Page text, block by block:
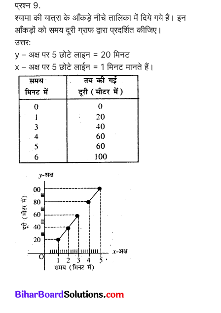
प्रश्न 9.
श्यामा की यात्रा के आँकड़े नीचे तालिका में दिये गये हैं। इन
आँकड़ों को समय दूरी ग्राफ द्वारा प्रदर्शित कीजिए।
उत्तर:
y – अक्ष पर 5 छोटे लाइन = 20 मिनट
x – अक्ष पर 5 छोटे लाईन = 1 मिनट मानते हैं।